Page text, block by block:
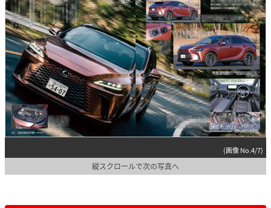
(画像 No.4/7)
縦スクロールで次の写真へ